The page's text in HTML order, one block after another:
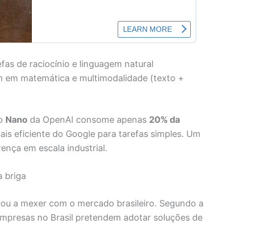
de raciocínio e linguagem natural
em matemática e multimodalidade (texto +
Nano da OpenAI consome apenas 20% da
eficiente do Google para tarefas simples. Um
em escala industrial.
briga
a mexer com o mercado brasileiro. Segundo a
no Brasil pretendem adotar soluções de